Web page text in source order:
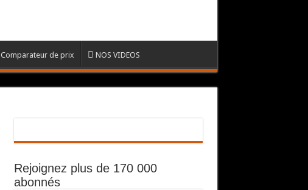
Comparateur de prix NOS VIDEOS
Rejoignez plus de 170 000
abonnés